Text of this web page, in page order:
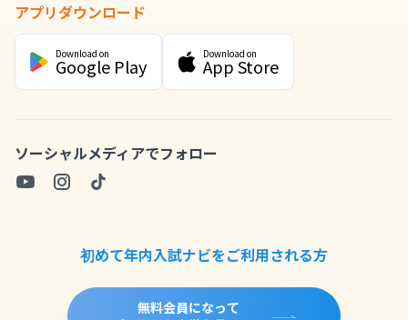
アプリダウンロード
Download on
Google Play
Download on
App Store
ソーシャルメディアでフォロー
初めて年内入試ナビをご利用される方
無料会員になって